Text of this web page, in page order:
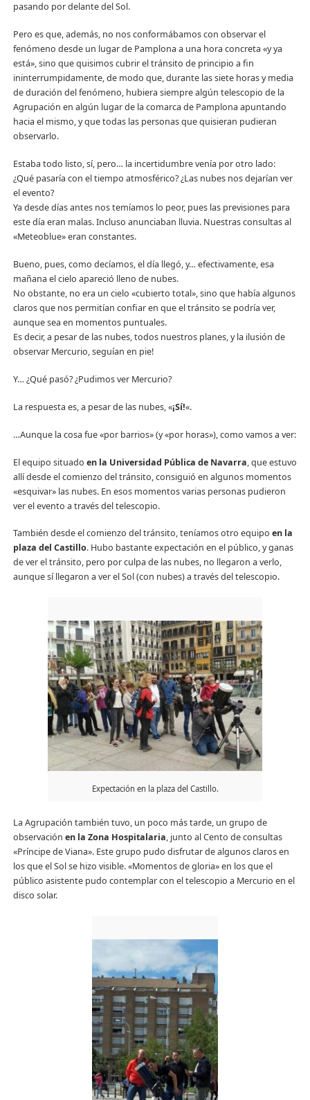
pasando por delante del Sol.
Pero es que, además, no nos conformábamos con observar el
fenómeno desde un lugar de Pamplona a una hora concreta «y ya
está», sino que quisimos cubrir el tránsito de principio a fin
ininterrumpidamente, de modo que, durante las siete horas y media
de duración del fenómeno, hubiera siempre algún telescopio de la
Agrupación en algún lugar de la comarca de Pamplona apuntando
hacia el mismo, y que todas las personas que quisieran pudieran
observarlo.
Estaba todo listo, sí, pero… la incertidumbre venía por otro lado:
¿Qué pasaría con el tiempo atmosférico? ¿Las nubes nos dejarían ver
el evento?
Ya desde días antes nos temíamos lo peor, pues las previsiones para
este día eran malas. Incluso anunciaban lluvia. Nuestras consultas al
«Meteoblue» eran constantes.
Bueno, pues, como decíamos, el día llegó, y… efectivamente, esa
mañana el cielo apareció lleno de nubes.
No obstante, no era un cielo «cubierto total», sino que había algunos
claros que nos permitían confiar en que el tránsito se podría ver,
aunque sea en momentos puntuales.
Es decir, a pesar de las nubes, todos nuestros planes, y la ilusión de
observar Mercurio, seguían en pie!
Y… ¿Qué pasó? ¿Pudimos ver Mercurio?
La respuesta es, a pesar de las nubes, «¡Sí!«.
…Aunque la cosa fue «por barrios» (y «por horas»), como vamos a ver:
El equipo situado en la Universidad Pública de Navarra, que estuvo
allí desde el comienzo del tránsito, consiguió en algunos momentos
«esquivar» las nubes. En esos momentos varias personas pudieron
ver el evento a través del telescopio.
También desde el comienzo del tránsito, teníamos otro equipo en la
plaza del Castillo. Hubo bastante expectación en el público, y ganas
de ver el tránsito, pero por culpa de las nubes, no llegaron a verlo,
aunque sí llegaron a ver el Sol (con nubes) a través del telescopio.
Expectación en la plaza del Castillo.
La Agrupación también tuvo, un poco más tarde, un grupo de
observación en la Zona Hospitalaria, junto al Cento de consultas
«Príncipe de Viana». Este grupo pudo disfrutar de algunos claros en
los que el Sol se hizo visible. «Momentos de gloria» en los que el
público asistente pudo contemplar con el telescopio a Mercurio en el
disco solar.